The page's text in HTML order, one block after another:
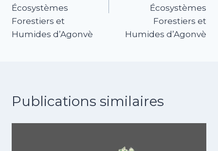
Écosystèmes
Forestiers et
Humides d’Agonvè
Écosystèmes
Forestiers et
Humides d’Agonvè
Publications similaires